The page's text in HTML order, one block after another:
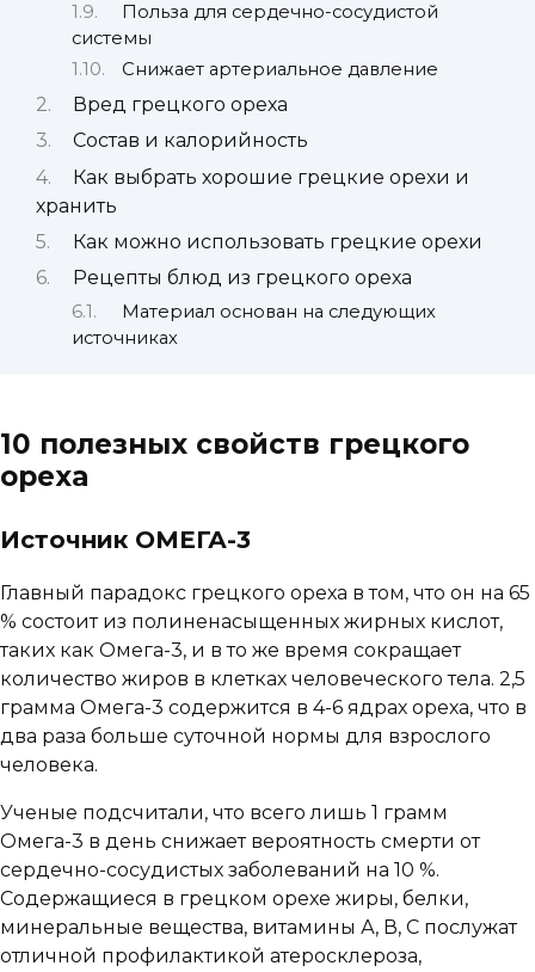
Польза для сердечно-сосудистой
системы
Снижает артериальное давление
Вред грецкого ореха
Состав и калорийность
Как выбрать хорошие грецкие орехи и
хранить
Как можно использовать грецкие орехи
Рецепты блюд из грецкого ореха
Материал основан на следующих
источниках
10 полезных свойств грецкого
ореха
Источник ОМЕГА-3
Главный парадокс грецкого ореха в том, что он на 65
% состоит из полиненасыщенных жирных кислот,
таких как Омега-3, и в то же время сокращает
количество жиров в клетках человеческого тела. 2,5
грамма Омега-3 содержится в 4-6 ядрах ореха, что в
два раза больше суточной нормы для взрослого
человека.
Ученые подсчитали, что всего лишь 1 грамм
Омега-3 в день снижает вероятность смерти от
сердечно-сосудистых заболеваний на 10 %.
Содержащиеся в грецком орехе жиры, белки,
минеральные вещества, витамины А, В, С послужат
отличной профилактикой атеросклероза,